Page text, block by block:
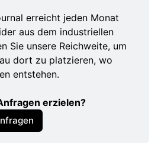
brussel-greift-durch-
fur-fremde-ki-anbieter-
news/whatsapp-verbietet-
erreicht jeden Monat
aus dem industriellen
Sie unsere Reichweite, um
dort zu platzieren, wo
entstehen.
erzielen?